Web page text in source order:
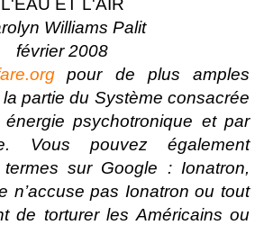
L'EAU ET L'AIR
Williams Palit
février 2008
pour de plus amples
partie du Système consacrée
psychotronique et par
Vous pouvez également
sur Google : Ionatron,
n’accuse pas Ionatron ou tout
de torturer les Américains ou